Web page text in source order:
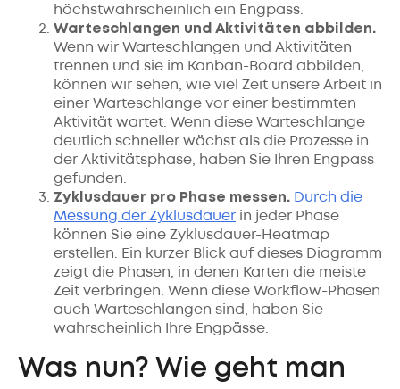
höchstwahrscheinlich ein Engpass.
Warteschlangen und Aktivitäten abbilden.
Wenn wir Warteschlangen und Aktivitäten
trennen und sie im Kanban-Board abbilden,
können wir sehen, wie viel Zeit unsere Arbeit in
einer Warteschlange vor einer bestimmten
Aktivität wartet. Wenn diese Warteschlange
deutlich schneller wächst als die Prozesse in
der Aktivitätsphase, haben Sie Ihren Engpass
gefunden.
Zyklusdauer pro Phase messen.
Durch die
Messung der Zyklusdauer in jeder Phase
können Sie eine Zyklusdauer-Heatmap
erstellen. Ein kurzer Blick auf dieses Diagramm
zeigt die Phasen, in denen Karten die meiste
Zeit verbringen. Wenn diese Workflow-Phasen
auch Warteschlangen sind, haben Sie
wahrscheinlich Ihre Engpässe.
Was nun? Wie geht man